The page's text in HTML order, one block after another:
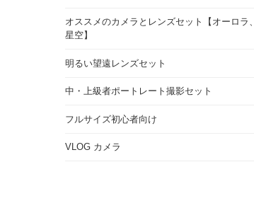
オススメのカメラとレンズセット【オーロラ、
星空】
明るい望遠レンズセット
中・上級者ポートレート撮影セット
フルサイズ初心者向け
VLOG カメラ